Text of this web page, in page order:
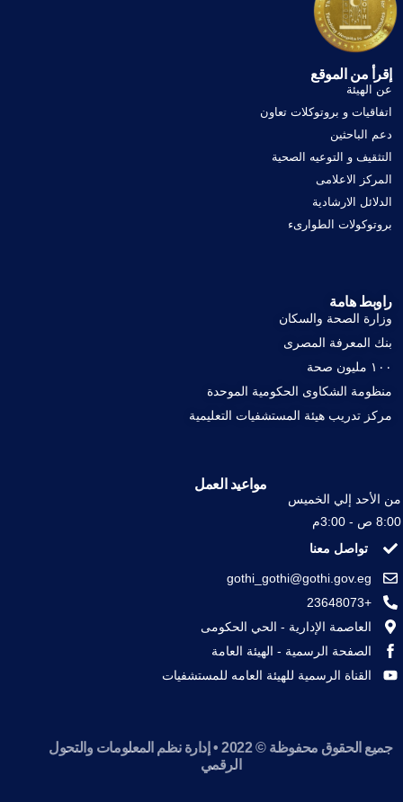
إقرأ من الموقع
عن الهيئة
اتفاقيات و بروتوكلات تعاون
دعم الباحثين
التثقيف و التوعيه الصحية
المركز الاعلامى
الدلائل الارشادية
بروتوكولات الطوارىء
راوبط هامة
وزارة الصحة والسكان
بنك المعرفة المصرى
١٠٠ مليون صحة
منظومة الشكاوى الحكومية الموحدة
مركز تدريب هيئة المستشفيات التعليمية
مواعيد العمل
من الأحد إلي الخميس
8:00 ص - 3:00م
تواصل معنا
gothi_gothi@gothi.gov.eg
+23648073
العاصمة الإدارية - الحي الحكومى
الصفحة الرسمية - الهيئة العامة
القناة الرسمية للهيئة العامه للمستشفيات
جميع الحقوق محفوظة © 2022 • إدارة نظم المعلومات والتحول
الرقمي
تواصل معنا